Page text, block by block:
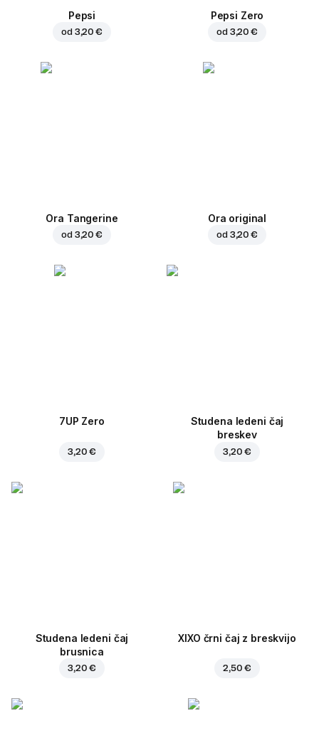
Pepsi
od 3,20 €
Pepsi Zero
od 3,20 €
Ora Tangerine
od 3,20 €
Ora original
od 3,20 €
7UP Zero
3,20 €
Studena ledeni čaj
breskev
3,20 €
Studena ledeni čaj
brusnica
3,20 €
XIXO črni čaj z breskvijo
2,50 €